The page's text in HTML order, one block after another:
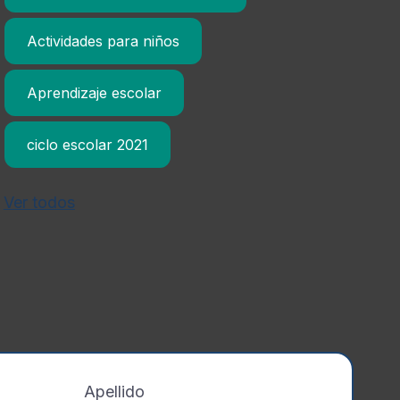
Actividades para niños
Aprendizaje escolar
ciclo escolar 2021
Ver todos
Apellido